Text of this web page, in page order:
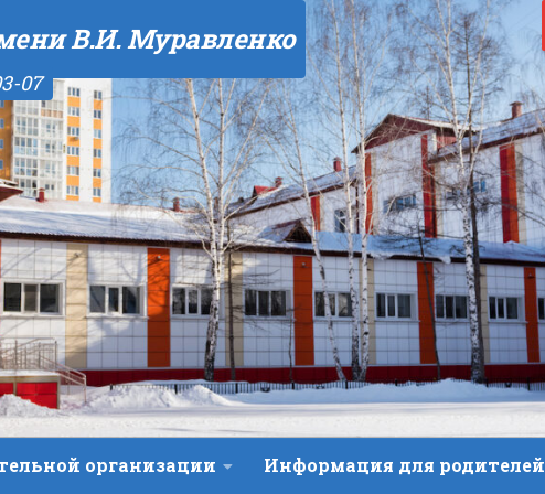
В.И. Муравленко
07
организации Информация для родителей